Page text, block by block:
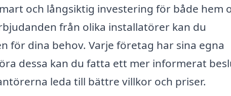
och långsiktig investering för både hem
från olika installatörer kan du
för dina behov. Varje företag har sina egna
dessa kan du fatta ett mer informerat
leda till bättre villkor och priser.